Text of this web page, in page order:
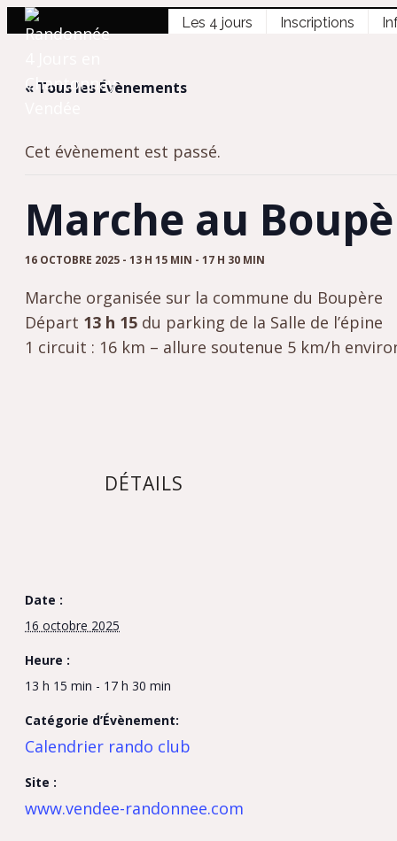
Les 4 jours Inscriptions
« Tous les Évènements
Cet évènement est passé.
Marche au
16 OCTOBRE 2025 - 13 H 15 MIN - 17 H 30 MIN
Marche organisée sur la commune du Boupère
Départ 13 h 15 du parking de la Salle de l’épine
1 circuit : 16 km – allure soutenue 5 km/h
DÉTAILS
Date :
16 octobre 2025
Heure :
13 h 15 min - 17 h 30 min
Catégorie d’Évènement:
Calendrier rando club
Site :
www.vendee-randonnee.com